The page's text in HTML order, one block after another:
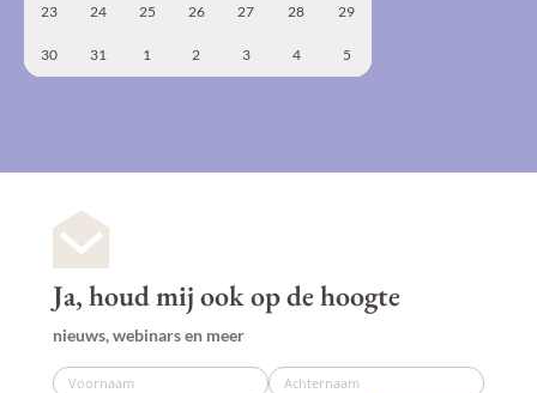
23 24 25 26 27 28 29
30 31 1 2 3 4 5
Ja, houd mij ook op de hoogte
nieuws, webinars en meer